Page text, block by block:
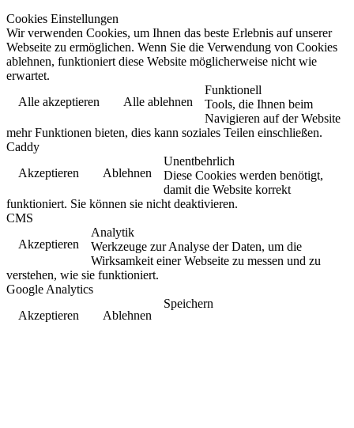
Cookies Einstellungen
Wir verwenden Cookies, um Ihnen das beste Erlebnis auf unserer
Webseite zu ermöglichen. Wenn Sie die Verwendung von Cookies
ablehnen, funktioniert diese Website möglicherweise nicht wie
erwartet.
Alle akzeptieren
Alle ablehnen
Funktionell
Tools, die Ihnen beim
Navigieren auf der Website
mehr Funktionen bieten, dies kann soziales Teilen einschließen.
Caddy
Akzeptieren
Ablehnen
Unentbehrlich
Diese Cookies werden benötigt,
damit die Website korrekt
funktioniert. Sie können sie nicht deaktivieren.
CMS
Akzeptieren
Analytik
Werkzeuge zur Analyse der Daten, um die
Wirksamkeit einer Webseite zu messen und zu
verstehen, wie sie funktioniert.
Google Analytics
Akzeptieren
Ablehnen
Speichern